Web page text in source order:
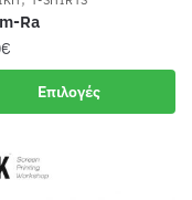
Ra
€
Επιλογές